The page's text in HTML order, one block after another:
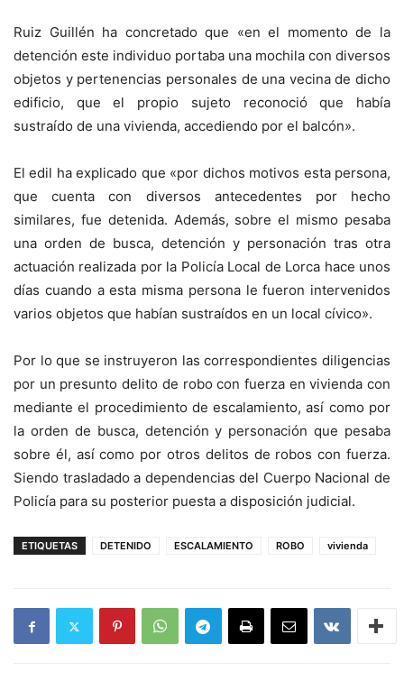
Ruiz Guillén ha concretado que «en el momento de la
detención este individuo portaba una mochila con diversos
objetos y pertenencias personales de una vecina de dicho
edificio, que el propio sujeto reconoció que había
sustraído de una vivienda, accediendo por el balcón».
El edil ha explicado que «por dichos motivos esta persona,
que cuenta con diversos antecedentes por hecho
similares, fue detenida. Además, sobre el mismo pesaba
una orden de busca, detención y personación tras otra
actuación realizada por la Policía Local de Lorca hace unos
días cuando a esta misma persona le fueron intervenidos
varios objetos que habían sustraídos en un local cívico».
Por lo que se instruyeron las correspondientes diligencias
por un presunto delito de robo con fuerza en vivienda con
mediante el procedimiento de escalamiento, así como por
la orden de busca, detención y personación que pesaba
sobre él, así como por otros delitos de robos con fuerza.
Siendo trasladado a dependencias del Cuerpo Nacional de
Policía para su posterior puesta a disposición judicial.
ETIQUETAS DETENIDO ESCALAMIENTO ROBO vivienda